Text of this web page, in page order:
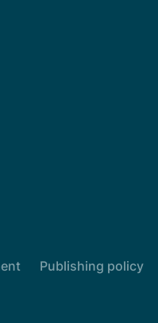
Publishing policy